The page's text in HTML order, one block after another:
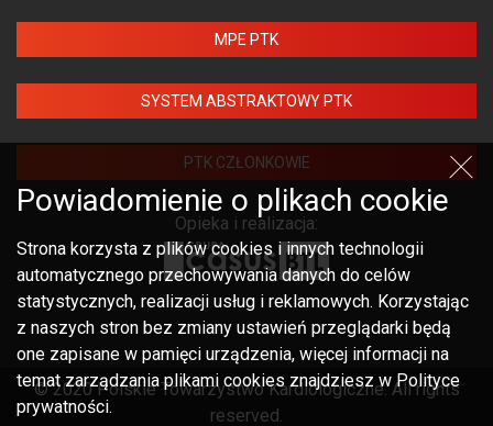
MPE PTK
SYSTEM ABSTRAKTOWY PTK
PTK CZŁONKOWIE
Opieka i realizacja:
© 2020 Polskie Towarzystwo Kardiologiczne. All rights
reserved.
Powiadomienie o plikach cookie
Strona korzysta z plików cookies i innych technologii
automatycznego przechowywania danych do celów
statystycznych, realizacji usług i reklamowych. Korzystając
z naszych stron bez zmiany ustawień przeglądarki będą
one zapisane w pamięci urządzenia, więcej informacji na
temat zarządzania plikami cookies znajdziesz w Polityce
prywatności.